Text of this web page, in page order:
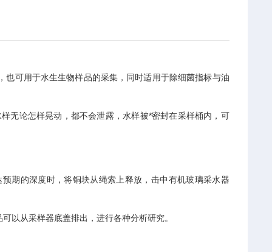
可用于水生生物样品的采集，同时适用于除细菌指标与油
无论怎样晃动，都不会泄露，水样被*密封在采样桶内，可
的深度时，将铜块从绳索上释放，击中有机玻璃采水器
从采样器底盖排出，进行各种分析研究。